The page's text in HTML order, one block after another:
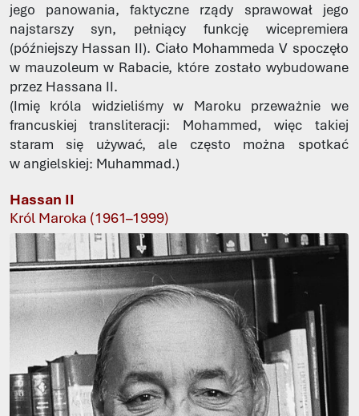
jego panowania, faktyczne rządy sprawował jego
najstarszy syn, pełniący funkcję wicepremiera
(późniejszy Hassan II). Ciało Mohammeda V spoczęło
w mauzoleum w Rabacie, które zostało wybudowane
przez Hassana II.
(Imię króla widzieliśmy w Maroku przeważnie we
francuskiej transliteracji: Mohammed, więc takiej
staram się używać, ale często można spotkać
w angielskiej: Muhammad.)
Hassan II
Król Maroka (1961–1999)